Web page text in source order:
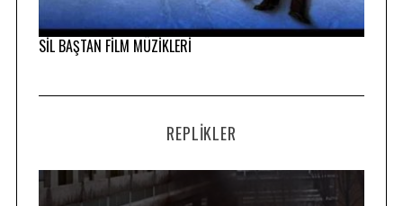
SİL BAŞTAN FİLM MÜZİKLERİ
REPLIKLER